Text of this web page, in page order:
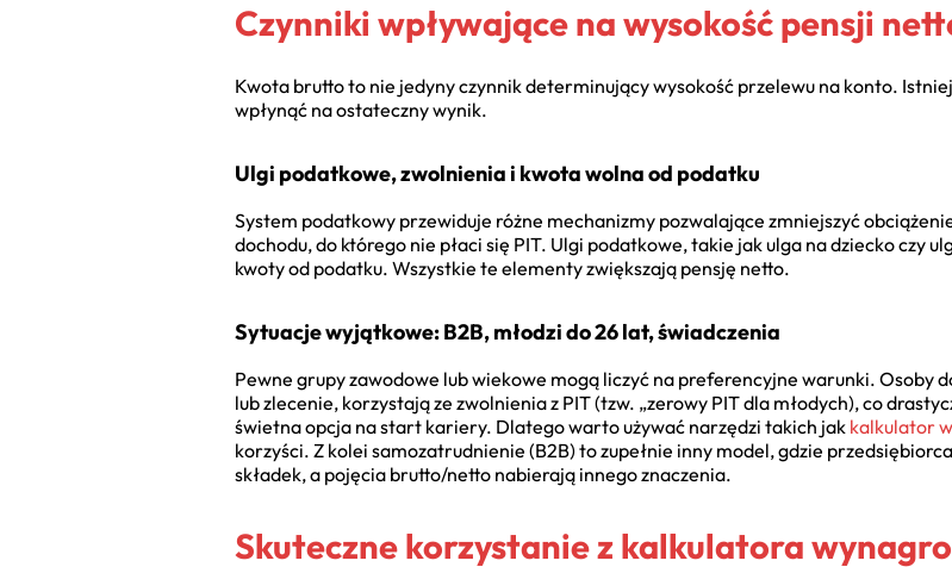
Czynniki wpływające na wysokość pensji
Kwota brutto to nie jedyny czynnik determinujący wysokość przelewu na konto.
wpłynąć na ostateczny wynik.
Ulgi podatkowe, zwolnienia i kwota wolna od podatku
System podatkowy przewiduje różne mechanizmy pozwalające zmniejszyć
dochodu, do którego nie płaci się PIT. Ulgi podatkowe, takie jak ulga na dziecko czy
kwoty od podatku. Wszystkie te elementy zwiększają pensję netto.
Sytuacje wyjątkowe: B2B, młodzi do 26 lat, świadczenia
Pewne grupy zawodowe lub wiekowe mogą liczyć na preferencyjne warunki. Osoby
lub zlecenie, korzystają ze zwolnienia z PIT (tzw. „zerowy PIT dla młodych), co
świetna opcja na start kariery. Dlatego warto używać narzędzi takich jak kalkulator
korzyści. Z kolei samozatrudnienie (B2B) to zupełnie inny model, gdzie
składek, a pojęcia brutto/netto nabierają innego znaczenia.
Skuteczne korzystanie z kalkulatora